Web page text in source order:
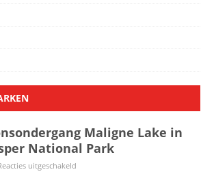
Maligne Lake in
National Park
uitgeschakeld